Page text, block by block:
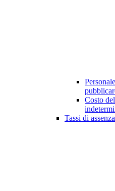
Costo
Tassi di assenza